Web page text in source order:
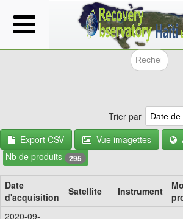
Aller
au
contenu
Trier par
Export CSV
Vue imagettes
Nb de produits 295
Date
d'acquisition
Satellite Instrument
2020-09-